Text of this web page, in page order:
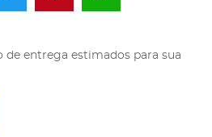
de entrega estimados para sua